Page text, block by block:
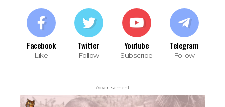
Facebook
Like
Twitter
Follow
Youtube
Subscribe
Telegram
Follow
- Advertisement -